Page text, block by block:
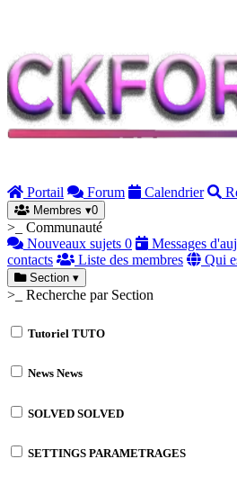
Portail Forum Calendrier
Membres ▾0
>_ Communauté
Nouveaux sujets 0 Messages
contacts
Liste des membres Qui
Section ▾
>_ Recherche par Section
Tutoriel TUTO
News News
SOLVED SOLVED
SETTINGS PARAMETRAGES